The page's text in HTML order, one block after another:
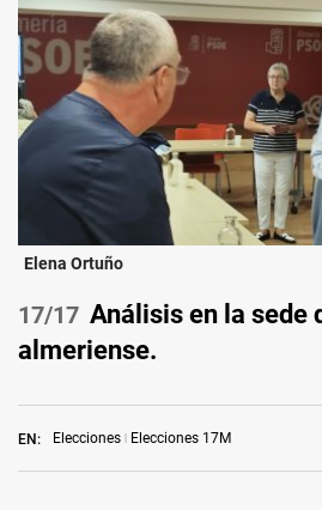
EN: Elecciones Elecciones 17M
Elena Ortuño
/17 Análisis en la sede
almeriense.